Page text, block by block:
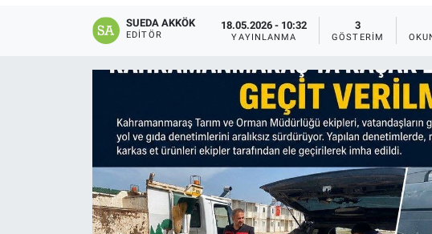
SUEDA AKKÖK
EDITÖR
18.05.2026 - 10:32
YAYINLANMA
3
GÖSTERIM